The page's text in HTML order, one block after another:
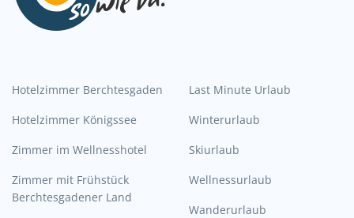
Hotelzimmer Berchtesgaden
Hotelzimmer Königssee
Zimmer im Wellnesshotel
Zimmer mit Frühstück
Berchtesgadener Land
Last Minute Urlaub
Winterurlaub
Skiurlaub
Wellnessurlaub
Wanderurlaub